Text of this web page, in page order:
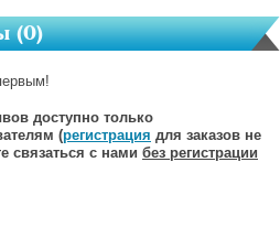
(0)
доступно только
(регистрация для заказов не
связаться с нами без регистрации